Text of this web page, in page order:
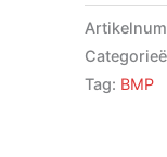
aantal
Tag: BMP